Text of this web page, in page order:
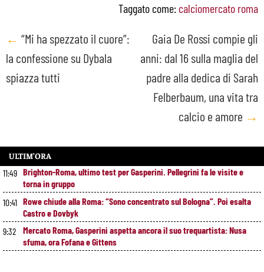
Taggato come: calciomercato roma
Post
navigation
← “Mi ha spezzato il cuore”:
la confessione su Dybala
spiazza tutti
Gaia De Rossi compie gli
anni: dal 16 sulla maglia del
padre alla dedica di Sarah
Felberbaum, una vita tra
calcio e amore →
ULTIM’ORA
11:49 Brighton-Roma, ultimo test per Gasperini. Pellegrini fa le visite e
torna in gruppo
10:41 Rowe chiude alla Roma: “Sono concentrato sul Bologna”. Poi esalta
Castro e Dovbyk
9:32
Mercato Roma, Gasperini aspetta ancora il suo trequartista: Nusa
sfuma, ora Fofana e Gittens